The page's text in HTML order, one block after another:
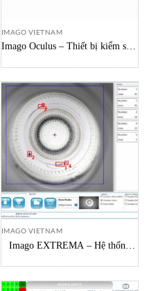
IMAGO VIETNAM
Imago Oculus – Thiết bị kiểm soát
IMAGO VIETNAM
Imago EXTREMA – Hệ thống